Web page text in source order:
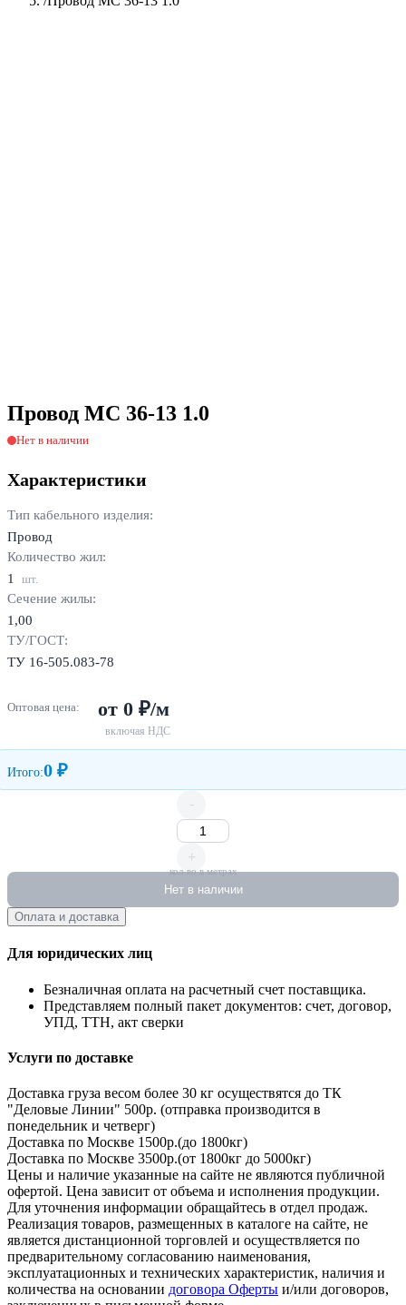
Провод МС 36-13 1.0
Нет в наличии
Характеристики
Тип кабельного изделия:
Провод
Количество жил:
1
шт.
Сечение жилы:
1,00
ТУ/ГОСТ:
ТУ 16-505.083-78
Оптовая цена: от 0 ₽/м
включая НДС
Итого:0 ₽
-
+
кол-во в метрах
Нет в наличии
Оплата и доставка
Для юридических лиц
Безналичная оплата на расчетный счет поставщика.
Представляем полный пакет документов: счет, договор,
УПД, ТТН, акт сверки
Услуги по доставке
Доставка груза весом более 30 кг осуществятся до ТК
"Деловые Линии" 500р. (отправка производится в
понедельник и четверг)
Доставка по Москве 1500р.(до 1800кг)
Доставка по Москве 3500р.(от 1800кг до 5000кг)
Цены и наличие указанные на сайте не являются публичной
офертой. Цена зависит от объема и исполнения продукции.
Для уточнения информации обращайтесь в отдел продаж.
Реализация товаров, размещенных в каталоге на сайте, не
является дистанционной торговлей и осуществляется по
предварительному согласованию наименования,
эксплуатационных и технических характеристик, наличия и
количества на основании договора Оферты и/или договоров,